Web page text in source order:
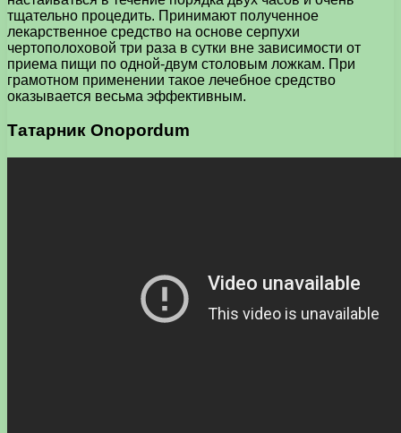
тщательно процедить. Принимают полученное
лекарственное средство на основе серпухи
чертополоховой три раза в сутки вне зависимости от
приема пищи по одной-двум столовым ложкам. При
грамотном применении такое лечебное средство
оказывается весьма эффективным.
Татарник Onopordum